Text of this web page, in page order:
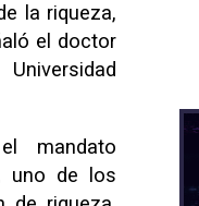
la riqueza,
el doctor
mandato
uno de los